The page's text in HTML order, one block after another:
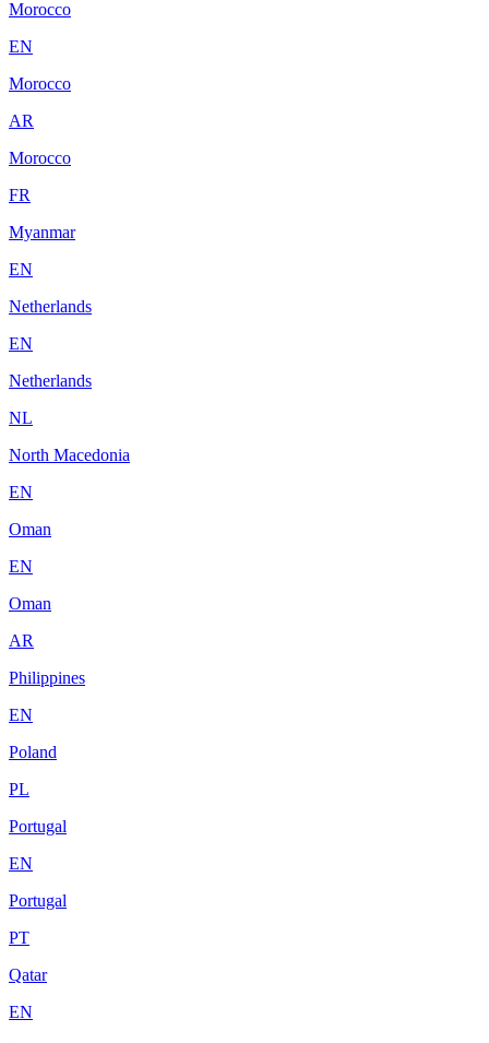
Morocco
EN
Morocco
AR
Morocco
FR
Myanmar
EN
Netherlands
EN
Netherlands
NL
North Macedonia
EN
Oman
EN
Oman
AR
Philippines
EN
Poland
PL
Portugal
EN
Portugal
PT
Qatar
EN